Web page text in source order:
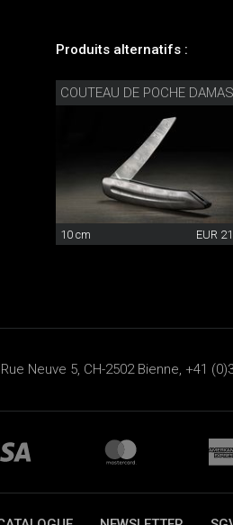
Produits alternatifs :
10 cm EUR
Neuve 5, CH-2502 Bienne, +41